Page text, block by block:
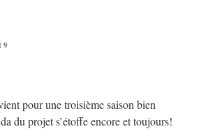
pour une troisième saison bien
du projet s’étoffe encore et toujours!